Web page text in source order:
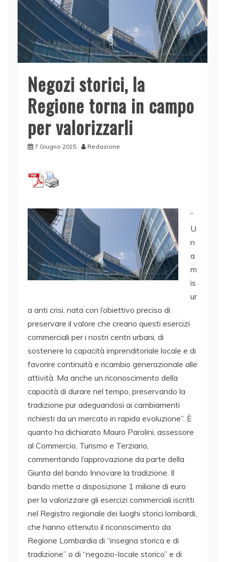
Negozi storici, la
Regione torna in campo
per valorizzarli
7 Giugno 2015 Redazione
“
U
n
a
m
is
ur
a anti crisi, nata con l’obiettivo preciso di
preservare il valore che creano questi esercizi
commerciali per i nostri centri urbani, di
sostenere la capacità imprenditoriale locale e di
favorire continuità e ricambio generazionale alle
attività. Ma anche un riconoscimento della
capacità di durare nel tempo, preservando la
tradizione pur adeguandosi ai cambiamenti
richiesti da un mercato in rapida evoluzione”. È
quanto ha dichiarato Mauro Parolini, assessore
al Commercio, Turismo e Terziario,
commentando l’approvazione da parte della
Giunta del bando Innovare la tradizione. Il
bando mette a disposizione 1 milione di euro
per la valorizzare gli esercizi commerciali iscritti
nel Registro regionale dei luoghi storici lombardi,
che hanno ottenuto il riconoscimento da
Regione Lombardia di “insegna storica e di
tradizione” o di “negozio-locale storico” e di